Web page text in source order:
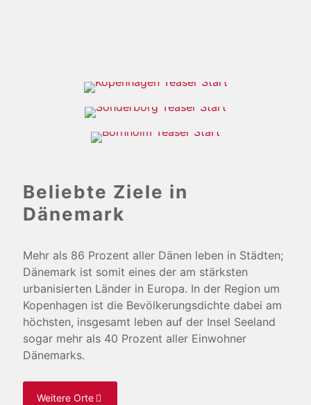
Sønderborg
WEISSE STRÄNDE UND FELSIGE K
Bornholm
Beliebte Ziele in
Dänemark
Mehr als 86 Prozent aller Dänen leben in Städten;
Dänemark ist somit eines der am stärksten
urbanisierten Länder in Europa. In der Region um
Kopenhagen ist die Bevölkerungsdichte dabei am
höchsten, insgesamt leben auf der Insel Seeland
sogar mehr als 40 Prozent aller Einwohner
Dänemarks.
Weitere Orte